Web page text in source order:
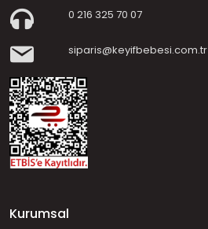
0 216 325 70 07
siparis@keyifbebesi.com.tr
Kurumsal